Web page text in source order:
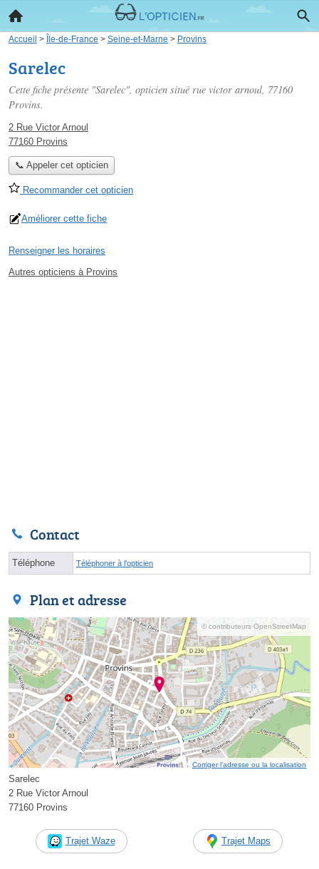
Accueil > Île-de-France > Seine-et-Marne > Provins
Sarelec
Cette fiche présente "Sarelec", opticien situé rue victor arnoul, 77160
Provins.
2 Rue Victor Arnoul
77160 Provins
📞 Appeler cet opticien
Recommander cet opticien
Améliorer cette fiche
Renseigner les horaires
Autres opticiens à Provins
Contact
Téléphone Téléphoner à l'opticien
Plan et adresse
© contributeurs OpenStreetMap
Corriger l’adresse ou la localisation
Sarelec
2 Rue Victor Arnoul
77160 Provins
Trajet Waze Trajet Maps